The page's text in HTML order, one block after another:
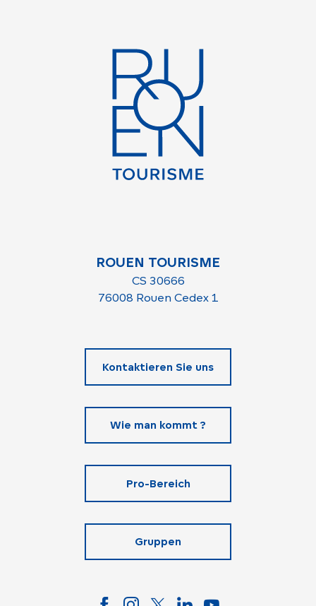
ROUEN TOURISME
CS 30666
76008 Rouen Cedex 1
Kontaktieren Sie uns
Wie man kommt ?
Pro-Bereich
Gruppen